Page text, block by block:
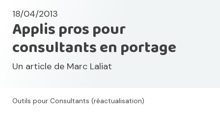
18/04/2013
Applis pros pour
consultants en portage
Un article de Marc Laliat
Outils pour Consultants (réactualisation)